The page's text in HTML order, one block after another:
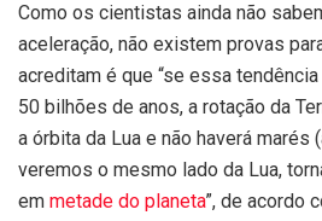
Como os cientistas ainda não
aceleração, não existem provas
acreditam é que “se essa
50 bilhões de anos, a rotação da
a órbita da Lua e não haverá marés
veremos o mesmo lado da Lua,
em metade do planeta”, de acordo